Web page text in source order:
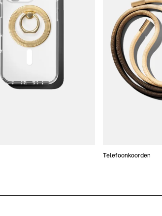
Telefoonkoorden